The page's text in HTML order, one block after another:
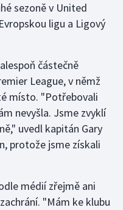
sezoně v United
ligu a Ligový
částečně
League, v němž
místo. "Potřebovali
nevyšla. Jsme zvyklí
uvedl kapitán Gary
protože jsme získali
médií zřejmě ani
"Mám ke klubu